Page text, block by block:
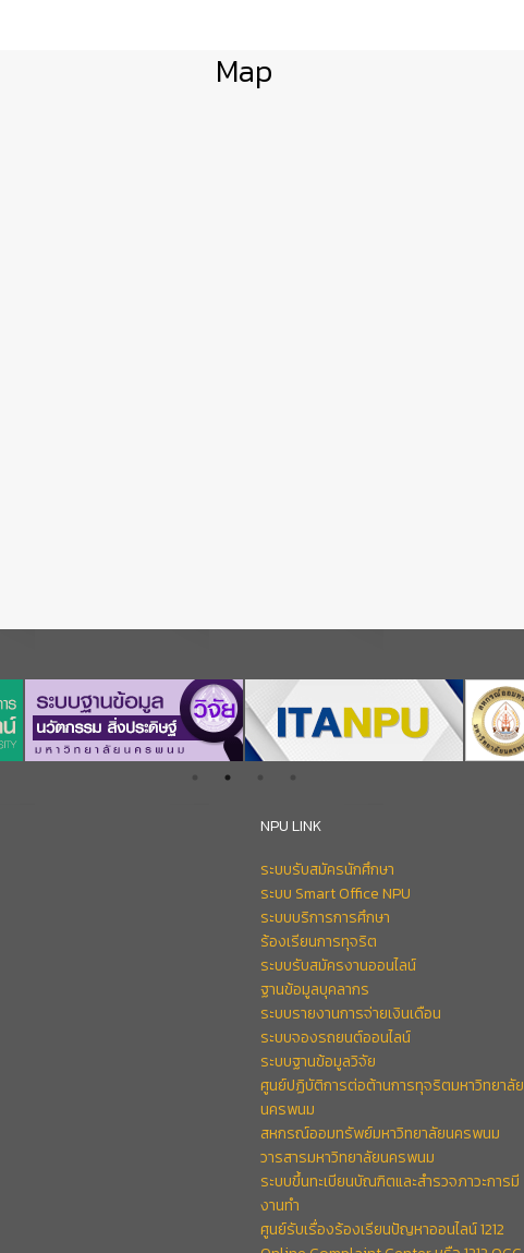
Map
NPU LINK
ระบบรับสมัครนักศึกษา
ระบบ Smart Office NPU
ระบบบริการการศึกษา
ร้องเรียนการทุจริต
ระบบรับสมัครงานออนไลน์
ฐานข้อมูลบุคลากร
ระบบรายงานการจ่ายเงินเดือน
ระบบจองรถยนต์ออนไลน์
ระบบฐานข้อมูลวิจัย
ศูนย์ปฏิบัติการต่อต้านการทุจริตมหาวิทยาลัย
นครพนม
สหกรณ์ออมทรัพย์มหาวิทยาลัยนครพนม
วารสารมหาวิทยาลัยนครพนม
ระบบขึ้นทะเบียนบัณฑิตและสำรวจภาวะการมี
งานทำ
ศูนย์รับเรื่องร้องเรียนปัญหาออนไลน์ 1212